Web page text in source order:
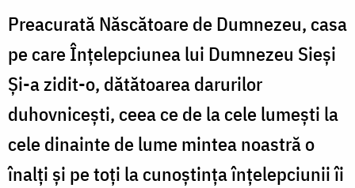
Preacurată Născătoare de Dumnezeu, casa
pe care Înţelepciunea lui Dumnezeu Sieşi
Şi-a zidit-o, dătătoarea darurilor
duhovniceşti, ceea ce de la cele lumeşti la
cele dinainte de lume mintea noastră o
înalţi şi pe toţi la cunoştinţa înţelepciunii îi